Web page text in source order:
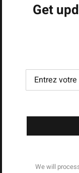
Get
We will